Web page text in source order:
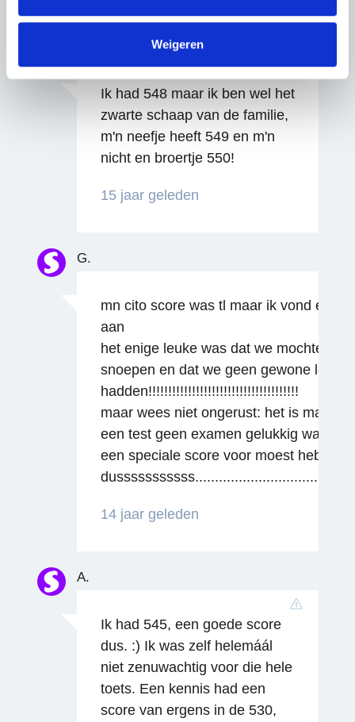
We werken samen met63 derdendie uw gegevens
kunnen ontvangen en verwerken.
Weigeren
Reageren
Ik had 548 maar ik ben wel het
zwarte schaap van de familie,
m'n neefje heeft 549 en m'n
nicht en broertje 550!
15 jaar geleden
G.
mn cito score was tl maar ik vond er
aan
het enige leuke was dat we mochten
snoepen en dat we geen gewone lessen
hadden!!!!!!!!!!!!!!!!!!!!!!!!!!!!!!!!!!!!!!
maar wees niet ongerust: het is maar
een test geen examen gelukkig waar je
een speciale score voor moest hebben
14 jaar geleden
A.
Ik had 545, een goede score
dus. :) Ik was zelf helemáál
niet zenuwachtig voor die hele
toets. Een kennis had een
score van ergens in de 530,